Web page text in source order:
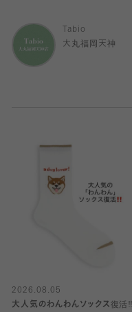
Tabio
大丸福岡天神
2026.08.05
大人気のわんわんソックス復活‼️